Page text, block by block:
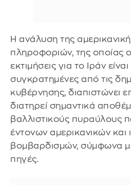
Η ανάλυση της
πληροφοριών, της οποίας
εκτιμήσεις για το Ιράν
συγκρατημένες από τις
κυβέρνησης, διαπιστώνει
διατηρεί σημαντικά
βαλλιστικούς πυραύλους
έντονων αμερικανικών και
βομβαρδισμών, σύμφωνα
πηγές.